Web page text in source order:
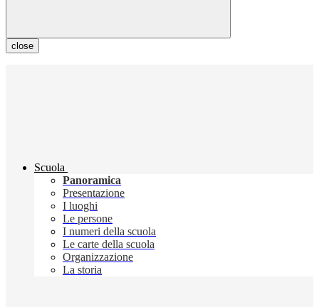
close
Scuola
Panoramica
Presentazione
I luoghi
Le persone
I numeri della scuola
Le carte della scuola
Organizzazione
La storia